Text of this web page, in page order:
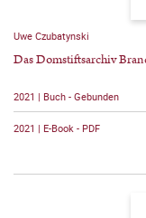
Uwe Czubatynski
Das Domstiftsarchiv
2021 | Buch - Gebunden
2021 | E-Book - PDF